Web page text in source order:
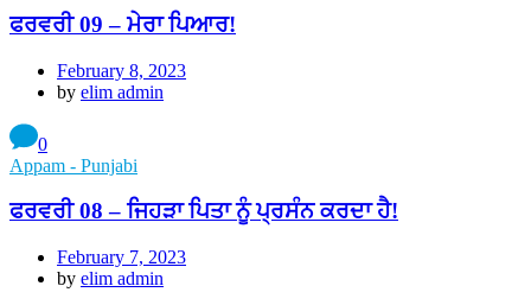
ਫਰਵਰੀ 09 – ਮੇਰਾ ਪਿਆਰ!
February 8, 2023
by elim admin
0
Appam - Punjabi
ਫਰਵਰੀ 08 – ਜਿਹੜਾ ਪਿਤਾ ਨੂੰ ਪ੍ਰਸੰਨ ਕਰਦਾ ਹੈ!
February 7, 2023
by elim admin